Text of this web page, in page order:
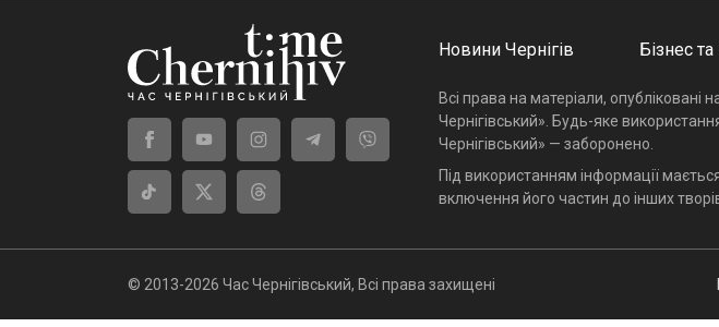
Новини Чернігів Бізнес та
Всі права на матеріали,
Чернігівський». Будь-яке
Чернігівський» — заборонено.
Під використанням інформації
включення його частин до інших
© 2013-2026 Час Чернігівський, Всі права захищені